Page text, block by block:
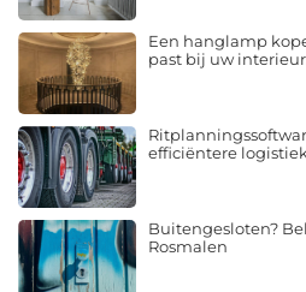
Een hanglamp
past bij uw
efficiëntere
Buitengesloten?
Rosmalen